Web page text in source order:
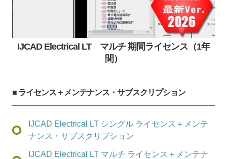
IJCAD Electrical LT マルチ 期間ライセンス（1年
間）
■ ライセンス＋メンテナンス・サブスクリプション
IJCAD Electrical LT シングル ライセンス＋メンテ
ナンス・サブスクリプション
IJCAD Electrical LT マルチ ライセンス＋メンテナ